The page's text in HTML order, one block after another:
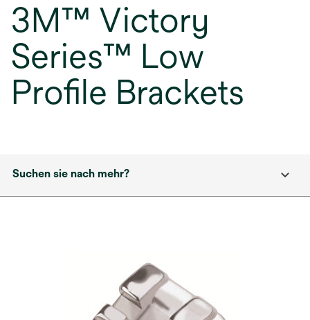
3M™ Victory
Series™ Low
Profile Brackets
Suchen sie nach mehr?